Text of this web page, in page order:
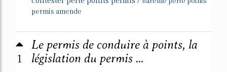
permis amende
1
Le permis de conduire à points, la
législation du permis ...